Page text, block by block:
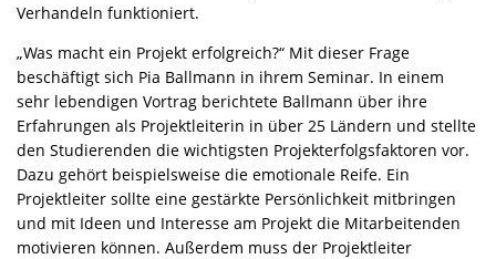
Verhandeln funktioniert.
„Was macht ein Projekt erfolgreich?“ Mit dieser Frage
beschäftigt sich Pia Ballmann in ihrem Seminar. In einem
sehr lebendigen Vortrag berichtete Ballmann über ihre
Erfahrungen als Projektleiterin in über 25 Ländern und stellte
den Studierenden die wichtigsten Projekterfolgsfaktoren vor.
Dazu gehört beispielsweise die emotionale Reife. Ein
Projektleiter sollte eine gestärkte Persönlichkeit mitbringen
und mit Ideen und Interesse am Projekt die Mitarbeitenden
motivieren können. Außerdem muss der Projektleiter